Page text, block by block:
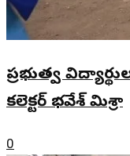
ప్రభుత్వ
కలెక్టర్ భవేశ్ మిశ్రా
0